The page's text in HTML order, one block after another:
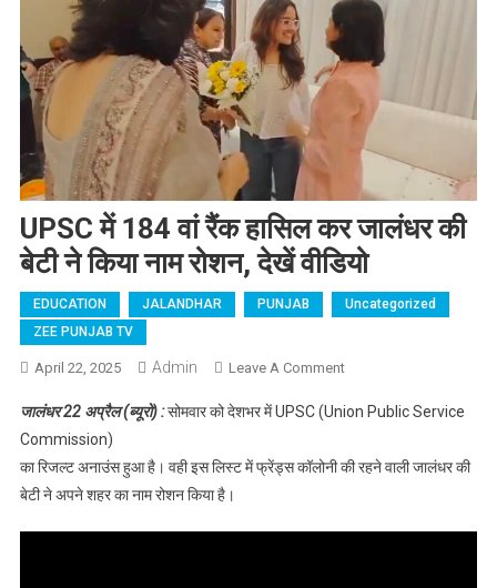
UPSC में 184 वां रैंक हासिल कर जालंधर की
बेटी ने किया नाम रोशन, देखें वीडियो
EDUCATION JALANDHAR PUNJAB
Uncategorized
ZEE PUNJAB TV
April 22, 2025 Admin Leave A CommentOn UPSC में 184 वां रैंक
बेटी ने किया नाम रोशन,
जालंधर 22 अप्रैल (ब्यूरो) :सोमवार को देशभर में UPSC (Union Public Service
Commission)
का रिजल्ट अनाउंस हुआ है। वही इस लिस्ट में फ्रेंड्स कॉलोनी की रहने वाली जालंधर की
बेटी ने अपने शहर का नाम रोशन किया है।